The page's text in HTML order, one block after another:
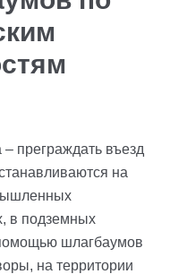
преграждать въезд
на
в подземных
шлагбаумов
на территории